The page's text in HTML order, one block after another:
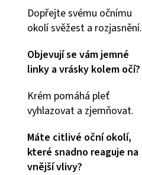
Dopřejte svému očnímu
okolí svěžest a rozjasnění.
Objevují se vám jemné
linky a vrásky kolem očí?
Krém pomáhá pleť
vyhlazovat a zjemňovat.
Máte citlivé oční okolí,
které snadno reaguje na
vnější vlivy?